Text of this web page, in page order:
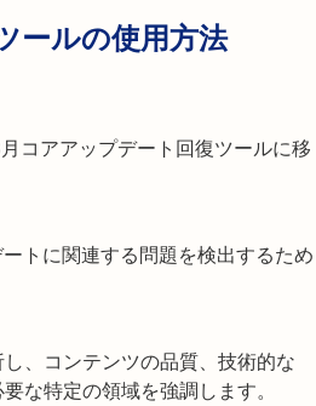
ールの使用方法
コアアップデート回復ツールに移
トに関連する問題を検出するため
、コンテンツの品質、技術的な
な特定の領域を強調します。